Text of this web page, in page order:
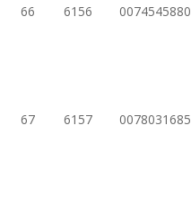
66 6156 0074545880
67 6157 0078031685